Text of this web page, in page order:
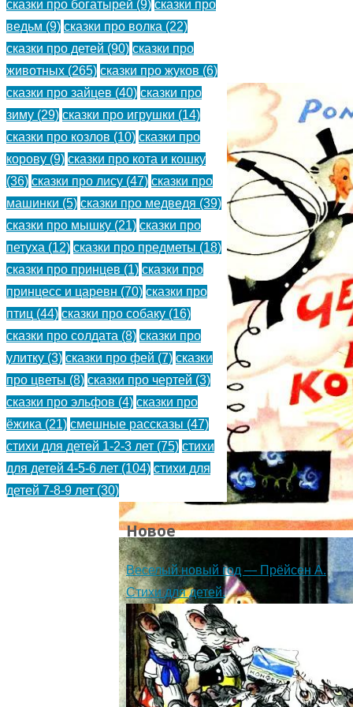
детей.
()
сказки про богатырей (9) сказки про
ведьм (9) сказки про волка (22)
сказки про детей (90) сказки про
животных (265) сказки про жуков (6)
сказки про зайцев (40) сказки про
зиму (29) сказки про игрушки (14)
сказки про козлов (10) сказки про
корову (9) сказки про кота и кошку
(36) сказки про лису (47) сказки про
машинки (5) сказки про медведя (39)
сказки про мышку (21) сказки про
петуха (12) сказки про предметы (18)
сказки про принцев (1) сказки про
принцесс и царевн (70) сказки про
птиц (44) сказки про собаку (16)
сказки про солдата (8) сказки про
улитку (3) сказки про фей (7) сказки
про цветы (8) сказки про чертей (3)
сказки про эльфов (4) сказки про
ёжика (21) смешные рассказы (47)
стихи для детей 1-2-3 лет (75) стихи
для детей 4-5-6 лет (104) стихи для
детей 7-8-9 лет (30)
Новое
Веселый новый год — Прёйсен А.
Стихи для детей.